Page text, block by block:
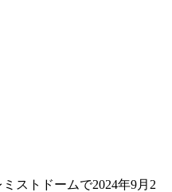
ストドームで2024年9月2